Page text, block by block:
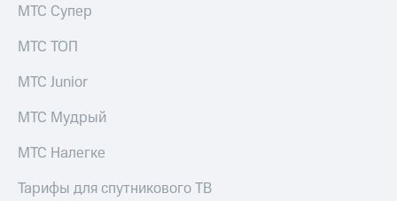
МТС Супер
МТС ТОП
МТС Junior
МТС Мудрый
МТС Налегке
Тарифы для спутникового ТВ